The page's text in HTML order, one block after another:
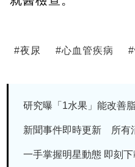
#夜尿 #心血管疾病 #
研究曝「1水果」能改善
新聞事件即時更新 所有
一手掌握明星動態 即刻